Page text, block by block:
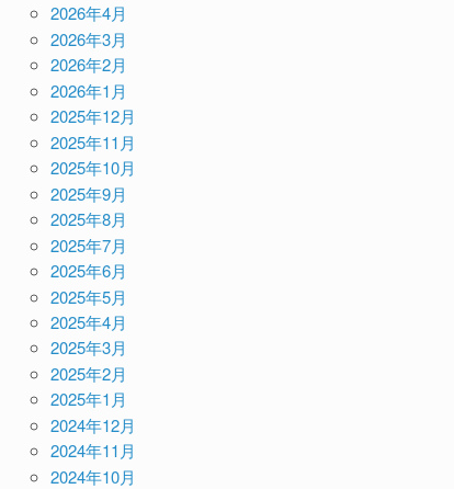
2026年4月
2026年3月
2026年2月
2026年1月
2025年12月
2025年11月
2025年10月
2025年9月
2025年8月
2025年7月
2025年6月
2025年5月
2025年4月
2025年3月
2025年2月
2025年1月
2024年12月
2024年11月
2024年10月